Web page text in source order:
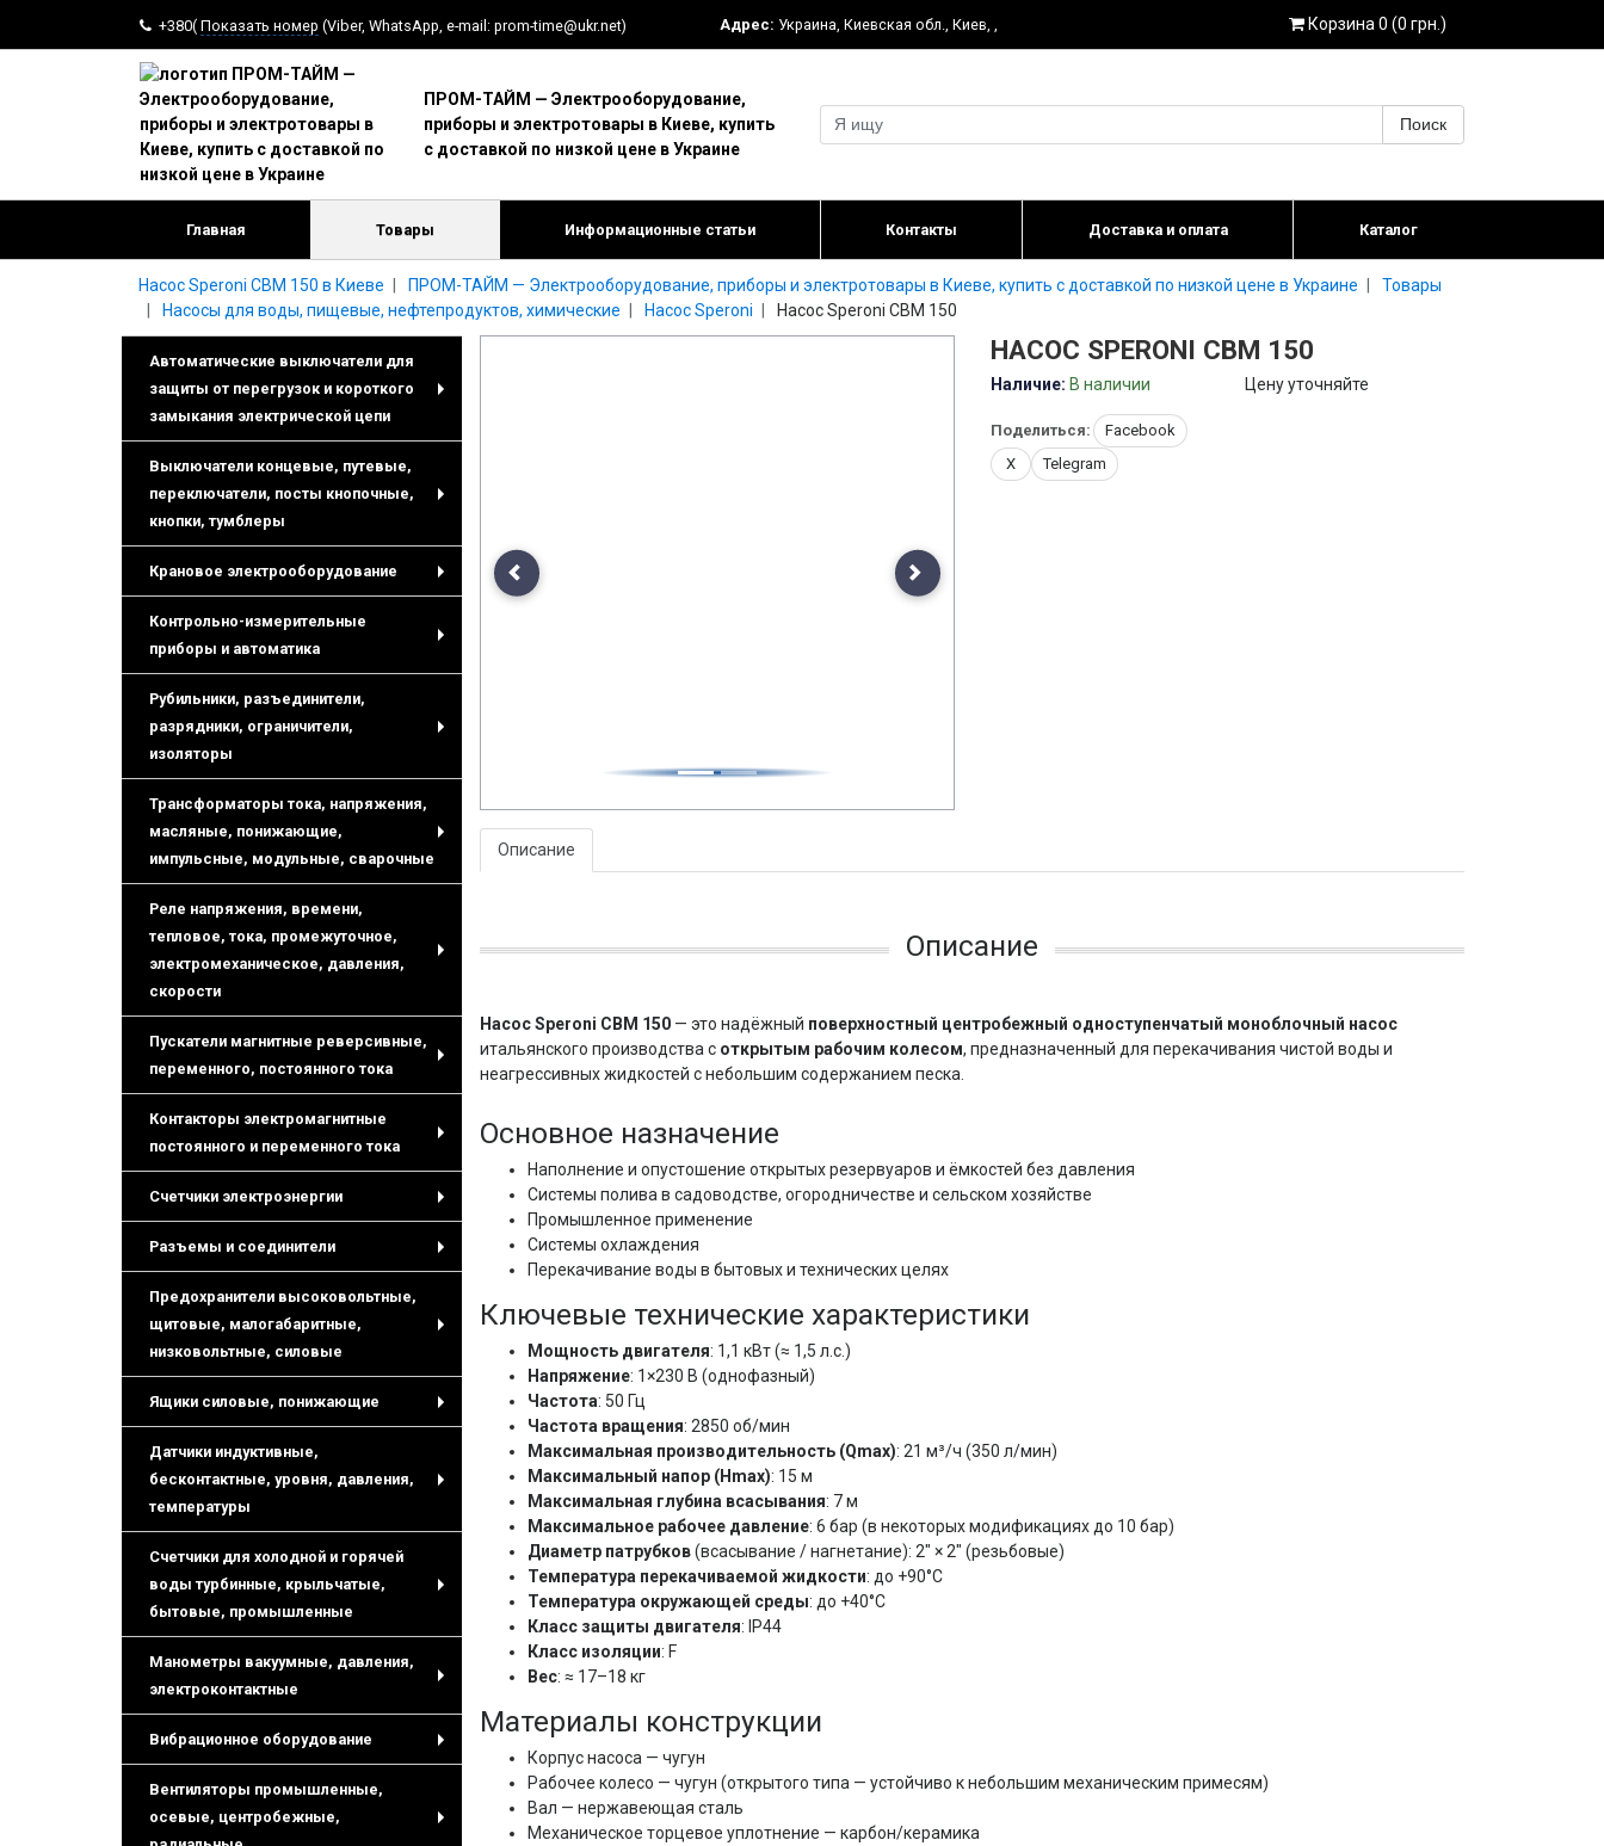
+380( Показать номер (Viber, WhatsApp, e-mail: prom-time@ukr.net) Адрес: Украина Киевская обл. Киев Корзина 0 (0 грн.)
ПРОМ-ТАЙМ — Электрооборудование,
приборы и электротовары в Киеве, купить
с доставкой по низкой цене в Украине
Поиск
Главная Товары Информационные статьи Контакты Доставка и оплата Каталог
Насос Speroni CBM 150 в Киеве ПРОМ-ТАЙМ — Электрооборудование, приборы и электротовары в Киеве, купить с доставкой по низкой цене в Украине
Товары
Насосы для воды, пищевые, нефтепродуктов, химические
Насос Speroni Насос Speroni CBM 150
Автоматические выключатели для
защиты от перегрузок и короткого
замыкания электрической цепи
Выключатели концевые, путевые,
переключатели, посты кнопочные,
кнопки, тумблеры
Крановое электрооборудование
Контрольно-измерительные
приборы и автоматика
Рубильники, разъединители,
разрядники, ограничители,
изоляторы
Трансформаторы тока, напряжения,
масляные, понижающие,
импульсные, модульные, сварочные
Реле напряжения, времени,
тепловое, тока, промежуточное,
электромеханическое, давления,
скорости
Пускатели магнитные реверсивные,
переменного, постоянного тока
Контакторы электромагнитные
постоянного и переменного тока
Счетчики электроэнергии
Разъемы и соединители
Предохранители высоковольтные,
щитовые, малогабаритные,
низковольтные, силовые
Ящики силовые, понижающие
Датчики индуктивные,
бесконтактные, уровня, давления,
температуры
Счетчики для холодной и горячей
воды турбинные, крыльчатые,
бытовые, промышленные
Манометры вакуумные, давления,
электроконтактные
Вибрационное оборудование
Вентиляторы промышленные,
осевые, центробежные,
Previous Next
НАСОС SPERONI CBM 150
Наличие: В наличии
Поделиться:
Facebook
X
Telegram
Цену уточняйте
Описание
Описание
Насос Speroni CBM 150 — это надёжный поверхностный центробежный одноступенчатый моноблочный насос
итальянского производства с открытым рабочим колесом, предназначенный для перекачивания чистой воды и
неагрессивных жидкостей с небольшим содержанием песка.
Основное назначение
Наполнение и опустошение открытых резервуаров и ёмкостей без давления
Системы полива в садоводстве, огородничестве и сельском хозяйстве
Промышленное применение
Системы охлаждения
Перекачивание воды в бытовых и технических целях
Ключевые технические характеристики
Мощность двигателя: 1,1 кВт (≈ 1,5 л.с.)
Напряжение: 1×230 В (однофазный)
Частота: 50 Гц
Частота вращения: 2850 об/мин
Максимальная производительность (Qmax): 21 м³/ч (350 л/мин)
Максимальный напор (Hmax): 15 м
Максимальная глубина всасывания: 7 м
Максимальное рабочее давление: 6 бар (в некоторых модификациях до 10 бар)
Диаметр патрубков(всасывание / нагнетание): 2" × 2" (резьбовые)
Температура перекачиваемой жидкости: до +90°C
Температура окружающей среды: до +40°C
Класс защиты двигателя: IP44
Класс изоляции: F
Вес: ≈ 17–18 кг
Материалы конструкции
Корпус насоса — чугун
Рабочее колесо — чугун (открытого типа — устойчиво к небольшим механическим примесям)
Вал — нержавеющая сталь
Механическое торцевое уплотнение — карбон/керамика